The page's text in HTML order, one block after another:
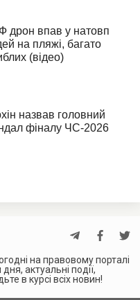
на правовому порталі
актуальні події,
в курсі всіх новин!